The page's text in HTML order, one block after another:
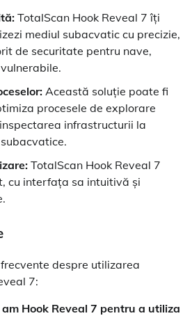
TotalScan Hook Reveal 7 îți
mediul subacvatic cu precizie,
de securitate pentru nave,
Această soluție poate fi
procesele de explorare
infrastructurii la
TotalScan Hook Reveal 7
cu interfața sa intuitivă și
despre utilizarea
7:
Hook Reveal 7 pentru a utiliza